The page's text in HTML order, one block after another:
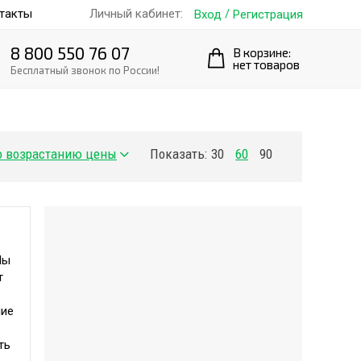
Личный кабинет: Вход / Регистрация
8 800 550 76 07
Бесплатный звонок по России!
В корзине:
нет товаров
Показать: 30 60 90